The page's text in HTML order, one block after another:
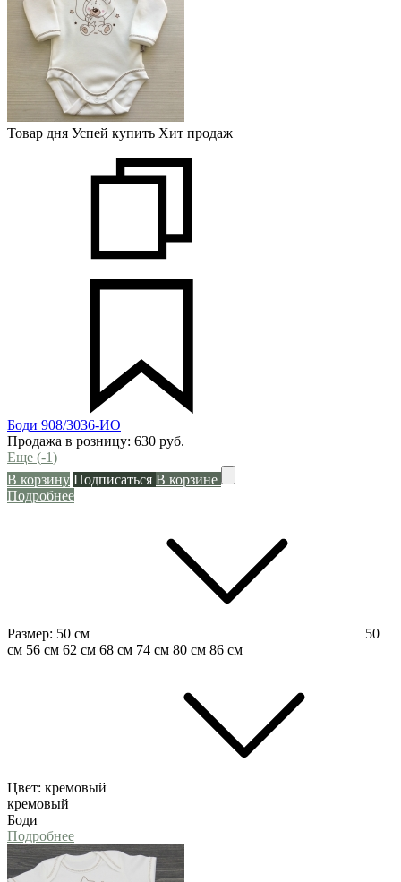
Товар дня Успей купить Хит продаж
Боди 908/3036-ИО
Продажа в розницу: 630 руб.
Еще (-1)
В корзину Подписаться В корзине
Подробнее
Размер: 50 см
50
см 56 см 62 см 68 см 74 см 80 см 86 см
Цвет: кремовый
кремовый
Боди
Подробнее